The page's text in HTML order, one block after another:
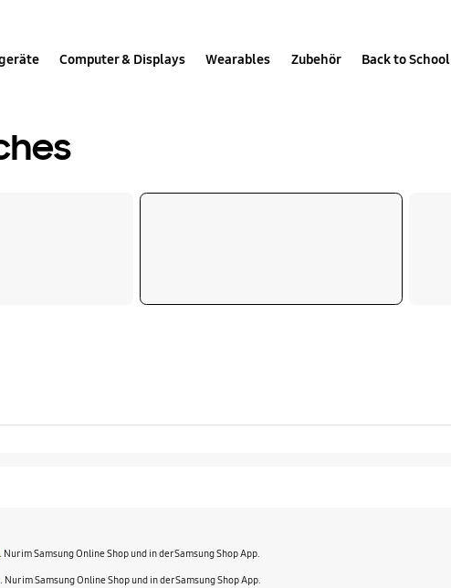
Computer & Displays Wearables Zubehör Back to School
. Nur im Samsung Online Shop und in der Samsung Shop App.
. Nur im Samsung Online Shop und in der Samsung Shop App.